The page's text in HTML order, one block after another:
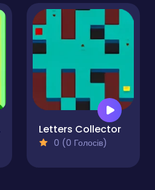
Letters Collector
0 (0 Голосів)